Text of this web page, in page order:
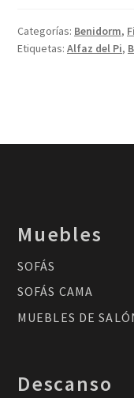
Categorías: Benidorm,
Etiquetas: Alfaz del Pi,
Muebles
SOFÁS
SOFÁS CAMA
MUEBLES DE
Descanso